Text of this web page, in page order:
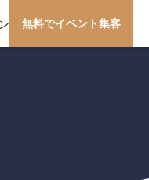
無料でイベント集客